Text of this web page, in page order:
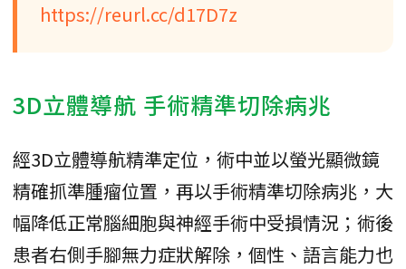
https://reurl.cc/d17D7z
3D立體導航 手術精準切除病兆
經3D立體導航精準定位，術中並以螢光顯微鏡
精確抓準腫瘤位置，再以手術精準切除病兆，大
幅降低正常腦細胞與神經手術中受損情況；術後
患者右側手腳無力症狀解除，個性、語言能力也